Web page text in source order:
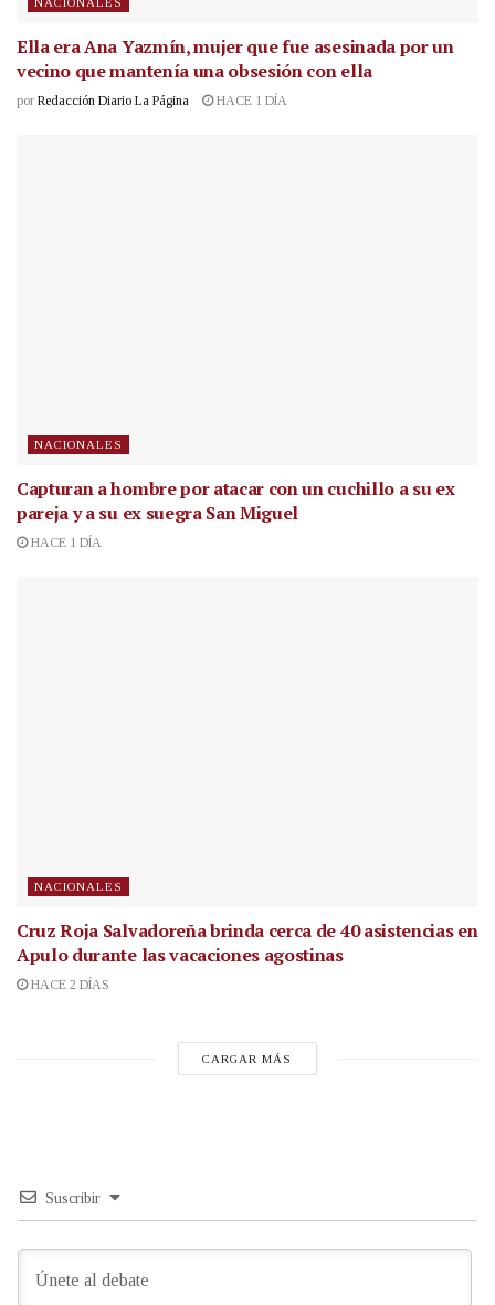
Ella era Ana Yazmín, mujer que fue asesinada por un
vecino que mantenía una obsesión con ella
por Redacción Diario La Página HACE 1 DÍA
NACIONALES
Capturan a hombre por atacar con un cuchillo a su ex
pareja y a su ex suegra San Miguel
HACE 1 DÍA
NACIONALES
Cruz Roja Salvadoreña brinda cerca de 40 asistencias en
Apulo durante las vacaciones agostinas
HACE 2 DÍAS
CARGAR MÁS
Suscribir